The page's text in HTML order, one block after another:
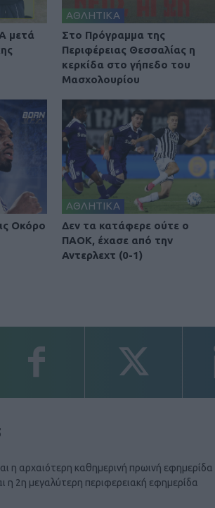
μετά
ΑΘΛΗΤΙΚΑ
Στο Πρόγραμμα της
Περιφέρειας Θεσσαλίας η
κερκίδα στο γήπεδο του
Μασχολουρίου
Οκόρο
ΑΘΛΗΤΙΚΑ
Δεν τα κατάφερε ούτε ο
ΠΑΟΚ, έχασε από την
Αντερλεχτ (0-1)
η αρχαιότερη καθημερινή πρωινή εφημερίδα
η 2η μεγαλύτερη περιφερειακή εφημερίδα